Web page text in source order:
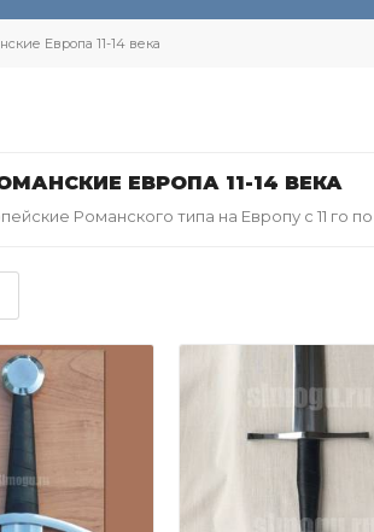
Европа 11-14 века
ЕВРОПА 11-14 ВЕКА
Романского типа на Европу с 11 го